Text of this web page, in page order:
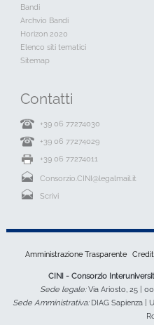
Bandi
Archvio Bandi
Horizon 2020
Elenco siti tematici
Sitemap
Contatti
+39 06 77274030
+39 06 77274029
+39 06 77274011
Consorzio.CINI@legalmail.it
Scrivi
Amministrazione Trasparente
CINI - Consorzio
Sede legale:Via Ariosto, 25 |
Sede Amministrativa:DIAG Sapienza |